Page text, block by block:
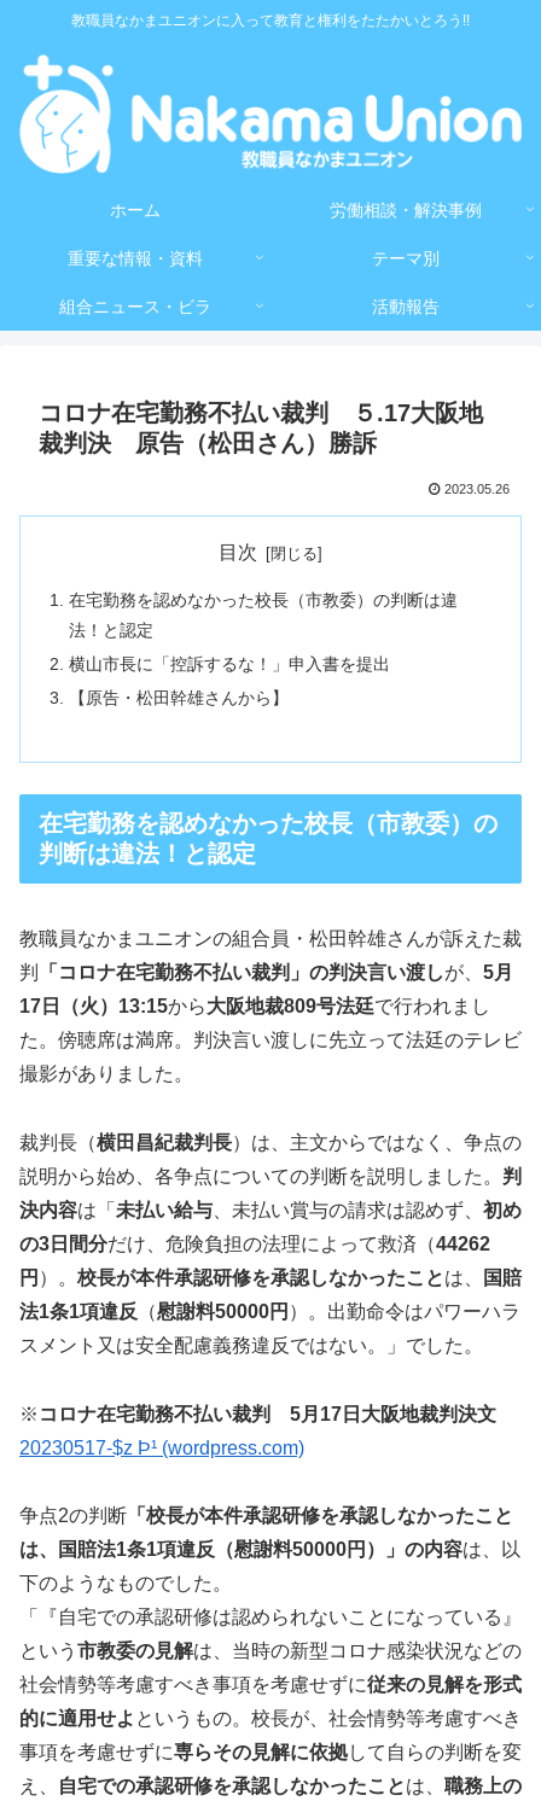
教職員なかまユニオンに入って教育と権利をたたかいとろう!!
ホーム 労働相談・解決事例
重要な情報・資料 テーマ別
組合ニュース・ビラ 活動報告
コロナ在宅勤務不払い裁判 ５.17大阪地
裁判決 原告（松田さん）勝訴
2023.05.26
目次
在宅勤務を認めなかった校長（市教委）の判断は違
法！と認定
横山市長に「控訴するな！」申入書を提出
【原告・松田幹雄さんから】
在宅勤務を認めなかった校長（市教委）の
判断は違法！と認定
教職員なかまユニオンの組合員・松田幹雄さんが訴えた裁
判
「コロナ在宅勤務不払い裁判」の判決言い渡しが、 5月
17日（火）13:15から大阪地裁809号法廷で行われまし
た。傍聴席は満席。判決言い渡しに先立って法廷のテレビ
撮影がありました。
裁判長（横田昌紀裁判長）は、主文からではなく、争点の
説明から始め、各争点についての判断を説明しました。 判
決内容は「 未払い給与 、未払い賞与の請求は認めず、 初め
の3日間分だけ、危険負担の法理によって救済（44262
円 ）。 校長が本件承認研修を承認しなかったことは、
国賠
法1条1項違反
（慰謝料50000円 ）。出勤命令はパワーハラ
スメント又は安全配慮義務違反ではない。」でした。
※ コロナ在宅勤務不払い裁判 5月17日大阪地裁判決文
20230517-$z Þ¹ (wordpress.com)
争点2の判断 「校長が本件承認研修を承認しなかったこと
は、国賠法1条1項違反（慰謝料50000円）」の内容は、以
下のようなものでした。
「『自宅での承認研修は認められないことになっている』
という 市教委の見解は、当時の新型コロナ感染状況などの
社会情勢等考慮すべき事項を考慮せずに従来の見解を形式
的に適用せよ というもの。校長が、社会情勢等考慮すべき
事項を考慮せずに専らその見解に依拠して自らの判断を変
え、
自宅での承認研修を承認しなかったことは、 職務上の